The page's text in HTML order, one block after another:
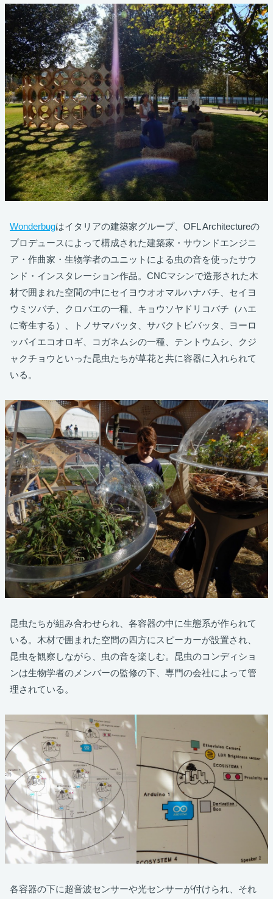
Wonderbugはイタリアの建築家グループ、OFL Architectureの
プロデュースによって構成された建築家・サウンドエンジニ
ア・作曲家・生物学者のユニットによる虫の音を使ったサウ
ンド・インスタレーション作品。CNCマシンで造形された木
材で囲まれた空間の中にセイヨウオオマルハナバチ、セイヨ
ウミツバチ、クロバエの一種、キョウソヤドリコバチ（ハエ
に寄生する）、トノサマバッタ、サバクトビバッタ、ヨーロ
ッパイエコオロギ、コガネムシの一種、テントウムシ、クジ
ャクチョウといった昆虫たちが草花と共に容器に入れられて
いる。
昆虫たちが組み合わせられ、各容器の中に生態系が作られて
いる。木材で囲まれた空間の四方にスピーカーが設置され、
昆虫を観察しながら、虫の音を楽しむ。昆虫のコンディショ
ンは生物学者のメンバーの監修の下、専門の会社によって管
理されている。
各容器の下に超音波センサーや光センサーが付けられ、それ